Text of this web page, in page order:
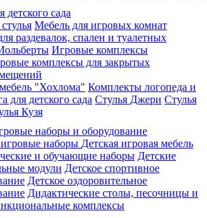
детского сада
Мебель для игровых комнат
раздевалок, спален и туалетных
Игровые комплексы
комплексы для закрытых
"Хохлома" Комплекты логопеда и
для детского сада Стулья Джери Стулья
Кузя
наборы и оборудование
наборы Детская игровая мебель
и обучающие наборы Детские
модули Детское спортивное
Детское оздоровительное
Дидактические столы, песочницы и
комплексы